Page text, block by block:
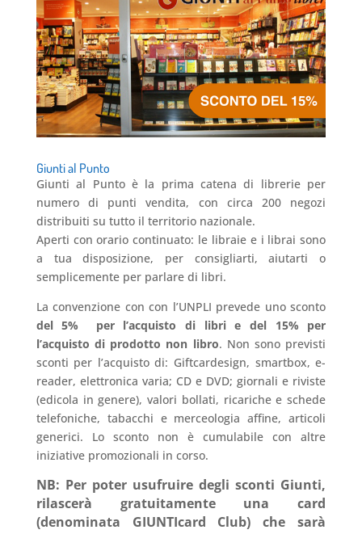
Giunti al Punto
Giunti al Punto è la prima catena di librerie per
numero di punti vendita, con circa 200 negozi
distribuiti su tutto il territorio nazionale.
Aperti con orario continuato: le libraie e i librai sono
a tua disposizione, per consigliarti, aiutarti o
semplicemente per parlare di libri.
La convenzione con con l’UNPLI prevede uno sconto
del 5% per l’acquisto di libri e del 15% per
l’acquisto di prodotto non libro. Non sono previsti
sconti per l’acquisto di: Giftcardesign, smartbox, e-
reader, elettronica varia; CD e DVD; giornali e riviste
(edicola in genere), valori bollati, ricariche e schede
telefoniche, tabacchi e merceologia affine, articoli
generici. Lo sconto non è cumulabile con altre
iniziative promozionali in corso.
NB: Per poter usufruire degli sconti Giunti,
rilascerà gratuitamente una card
(denominata GIUNTIcard Club) che sarà